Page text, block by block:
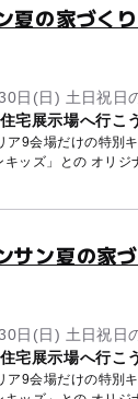
夏の家づく
日(日) 土日祝日
宅展示場へ行こ
の特別キャンペーン！
ッズ」との オリジ
サン夏の家
日(日) 土日祝日
宅展示場へ行こ
の特別キャンペーン！